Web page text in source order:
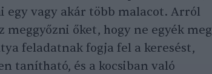
vagy akár több malacot. Arról
meggyőzni őket, hogy ne egyék meg
feladatnak fogja fel a keresést,
tanítható, és a kocsiban való